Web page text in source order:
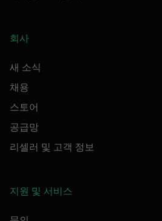
회사
새 소식
채용
스토어
공급망
리셀러 및 고객 정보
지원 및 서비스